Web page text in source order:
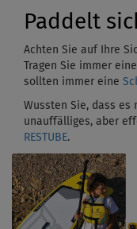
Paddelt
Achten Sie auf Ihre
Tragen Sie immer
sollten immer eine
Wussten Sie, dass es
unauffälliges, aber
RESTUBE.